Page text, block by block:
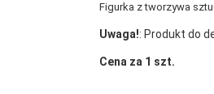
Figurka z tworzywa
Uwaga!: Produkt do
Cena za 1 szt.